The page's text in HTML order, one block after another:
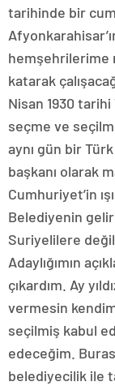
tarihinde bir
hemşehrilerime
katarak
Nisan 1930
seçme ve
aynı gün bir
başkanı olarak
Cumhuriyet’in
Belediyenin
Suriyelilere
Adaylığımın
çıkardım. Ay
vermesin
seçilmiş kabul
edeceğim.
belediyecilik ile